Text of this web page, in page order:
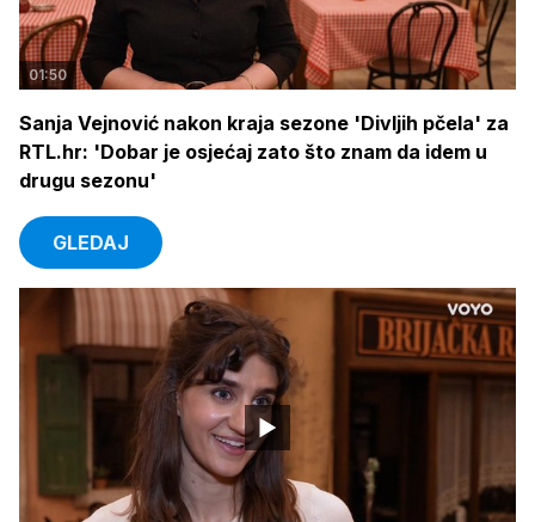
01:50
Sanja Vejnović nakon kraja sezone 'Divljih pčela' za
RTL.hr: 'Dobar je osjećaj zato što znam da idem u
drugu sezonu'
GLEDAJ